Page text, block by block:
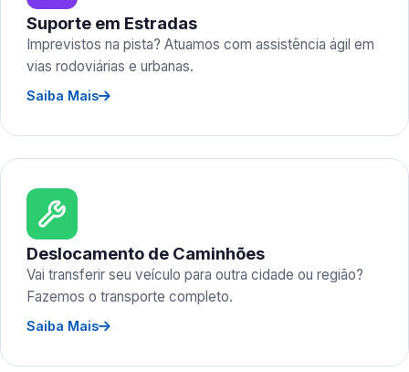
Suporte em Estradas
Imprevistos na pista? Atuamos com assistência ágil em
vias rodoviárias e urbanas.
Saiba Mais
Deslocamento de Caminhões
Vai transferir seu veículo para outra cidade ou região?
Fazemos o transporte completo.
Saiba Mais